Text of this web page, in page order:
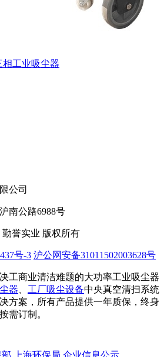
相工业吸尘器
公司
南公路6988号
勤誉实业 版权所有
号-3 沪公网安备31011502003628号
工商业清洁难题的大功率工业吸尘器
器 工厂吸尘设备中央真空清扫系统
方案，所有产品提供一年质保，终身
需订制。